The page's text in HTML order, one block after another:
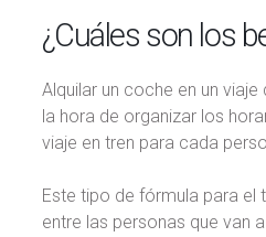
¿Cuáles son los
Alquilar un coche en un
la hora de organizar los
viaje en tren para cada
Este tipo de fórmula para
entre las personas que van